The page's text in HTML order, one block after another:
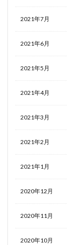
2021年7月
2021年6月
2021年5月
2021年4月
2021年3月
2021年2月
2021年1月
2020年12月
2020年11月
2020年10月